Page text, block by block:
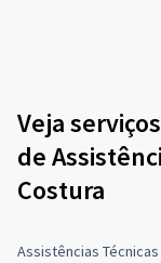
Veja
de
Costura
Assistências